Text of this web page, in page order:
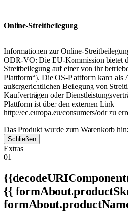
Online-Streitbeilegung
Informationen zur Online-
ODR-VO: Die EU-Kommission bietet
Streitbeilegung auf einer von ihr
Plattform“). Die OS-Plattform kann als
außergerichtlichen Beilegung von
Kaufverträgen oder
Plattform ist über den externen Link
http://ec.europa.eu/consumers/odr zu
Das Produkt wurde zum Warenkorb
Schließen
Extras
01
{{